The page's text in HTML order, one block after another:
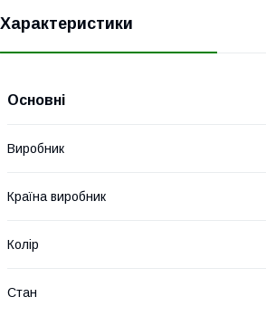
Характеристики
Основні
Виробник
Країна виробник
Колір
Стан